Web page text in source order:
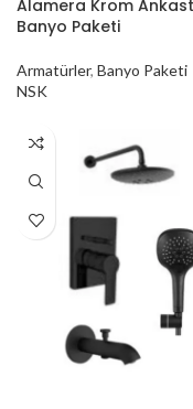
Alamera Krom
Banyo Paketi
Armatürler, Banyo Paketi
NSK